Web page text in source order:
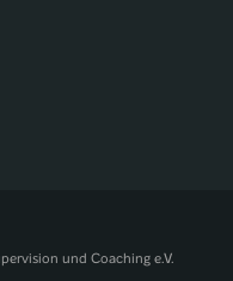
und Coaching e.V.